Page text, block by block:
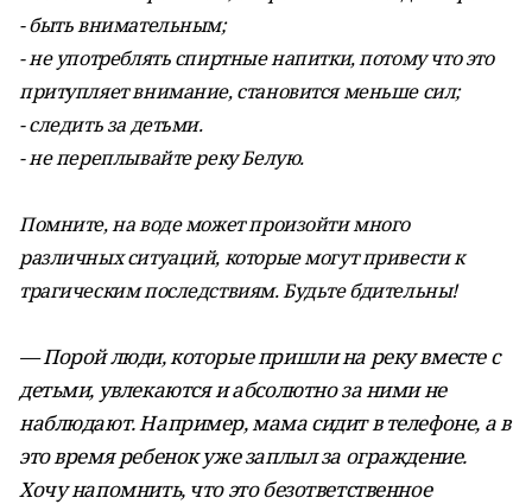
- быть внимательным;
- не употреблять спиртные напитки, потому что это
притупляет внимание, становится меньше сил;
- следить за детьми.
- не переплывайте реку Белую.
Помните, на воде может произойти много
различных ситуаций, которые могут привести к
трагическим последствиям. Будьте бдительны!
— Порой люди, которые пришли на реку вместе с
детьми, увлекаются и абсолютно за ними не
наблюдают. Например, мама сидит в телефоне, а в
это время ребенок уже заплыл за ограждение.
Хочу напомнить, что это безответственное